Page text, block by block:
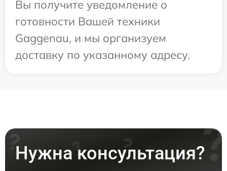
Вы получите уведомление о
готовности Вашей техники
Gaggenau, и мы организуем
доставку по указанному адресу.
Нужна консультация?